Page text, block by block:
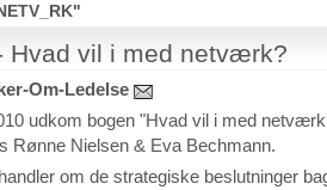
Hvad vil i med netværk?
Om-Ledelse
udkom bogen "Hvad vil i med
Rønne Nielsen & Eva Bechmann.
om de strategiske beslutninger